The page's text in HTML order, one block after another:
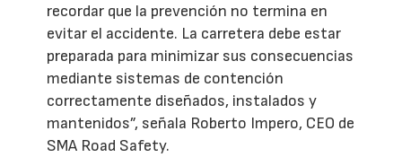
recordar que la prevención no termina en
evitar el accidente. La carretera debe estar
preparada para minimizar sus consecuencias
mediante sistemas de contención
correctamente diseñados, instalados y
mantenidos”, señala Roberto Impero, CEO de
SMA Road Safety.